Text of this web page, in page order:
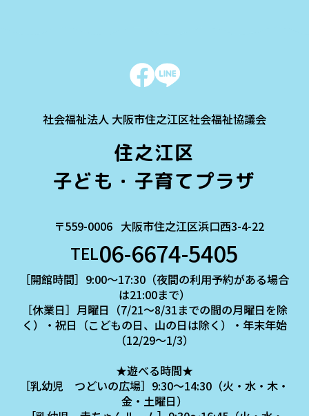
社会福祉法人 大阪市住之江区社会福祉協議会
住之江区
子ども・子育てプラザ
〒559-0006 大阪市住之江区浜口西3-4-22
TEL06-6674-5405
［開館時間］9:00～17:30（夜間の利用予約がある場合
は21:00まで）
［休業日］月曜日（7/21～8/31までの間の月曜日を除
く）・祝日（こどもの日、山の日は除く）・年末年始
（12/29～1/3）
★遊べる時間★
［乳幼児 つどいの広場］9:30～14:30（火・水・木・
金・土曜日）